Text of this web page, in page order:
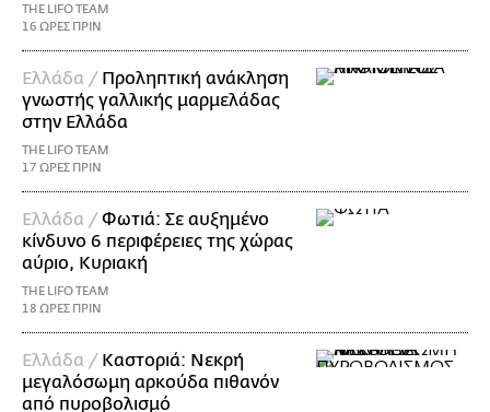
THE LIFO TEAM
16 ΩΡΕΣ ΠΡΙΝ
Ελλάδα / Προληπτική ανάκληση
γνωστής γαλλικής μαρμελάδας
στην Ελλάδα
THE LIFO TEAM
17 ΩΡΕΣ ΠΡΙΝ
Ελλάδα /Φωτιά: Σε αυξημένο
κίνδυνο 6 περιφέρειες της χώρας
αύριο, Κυριακή
THE LIFO TEAM
18 ΩΡΕΣ ΠΡΙΝ
Ελλάδα / Καστοριά: Νεκρή
μεγαλόσωμη αρκούδα πιθανόν
από πυροβολισμό